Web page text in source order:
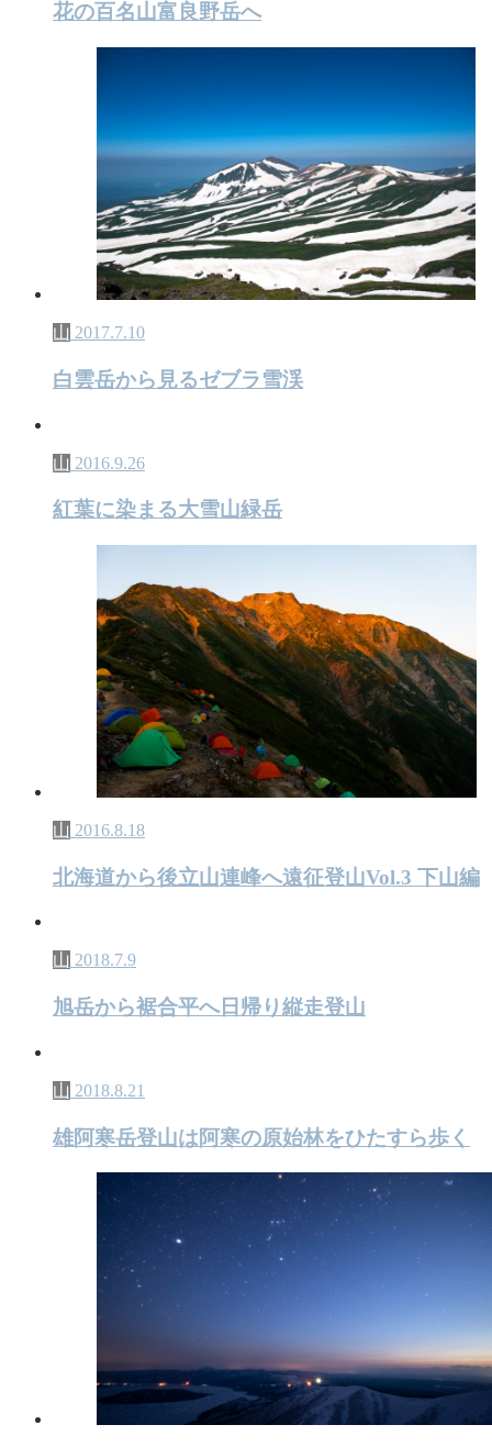
花の百名山富良野岳へ
山 2017.7.10
白雲岳から見るゼブラ雪渓
山 2016.9.26
紅葉に染まる大雪山緑岳
山 2016.8.18
北海道から後立山連峰へ遠征登山Vol.3 下山編
山 2018.7.9
旭岳から裾合平へ日帰り縦走登山
山 2018.8.21
雄阿寒岳登山は阿寒の原始林をひたすら歩く